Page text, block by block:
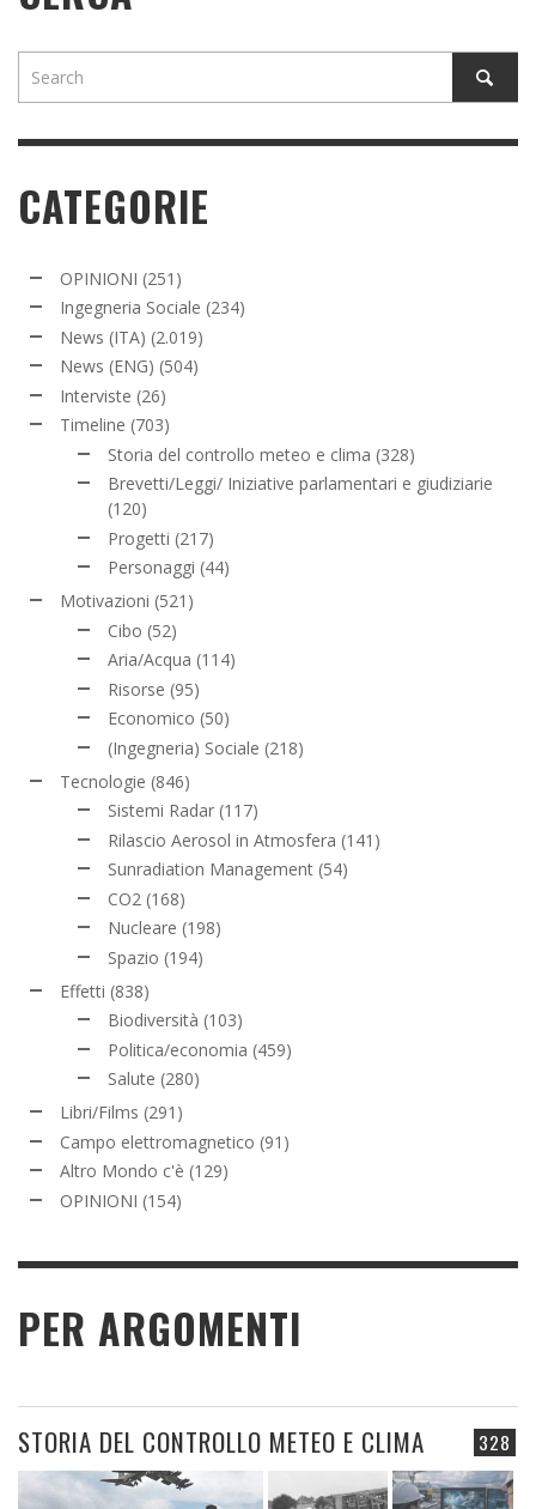
CATEGORIE
OPINIONI (251)
Ingegneria Sociale (234)
News (ITA) (2.019)
News (ENG) (504)
Interviste (26)
Timeline (703)
Storia del controllo meteo e clima (328)
Brevetti/Leggi/ Iniziative parlamentari e giudiziarie
(120)
Progetti (217)
Personaggi (44)
Motivazioni (521)
Cibo (52)
Aria/Acqua (114)
Risorse (95)
Economico (50)
(Ingegneria) Sociale (218)
Tecnologie (846)
Sistemi Radar (117)
Rilascio Aerosol in Atmosfera (141)
Sunradiation Management (54)
CO2 (168)
Nucleare (198)
Spazio (194)
Effetti (838)
Biodiversità (103)
Politica/economia (459)
Salute (280)
Libri/Films (291)
Campo elettromagnetico (91)
Altro Mondo c'è (129)
OPINIONI (154)
PER ARGOMENTI
328
STORIA DEL CONTROLLO METEO E CLIMA